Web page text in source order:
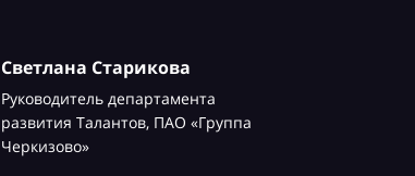
Светлана Старикова
Руководитель департамента
развития Талантов, ПАО «Группа
Черкизово»